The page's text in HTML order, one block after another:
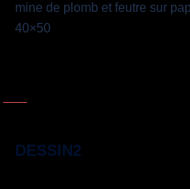
mine de plomb et feutre sur
40×50
DESSIN2